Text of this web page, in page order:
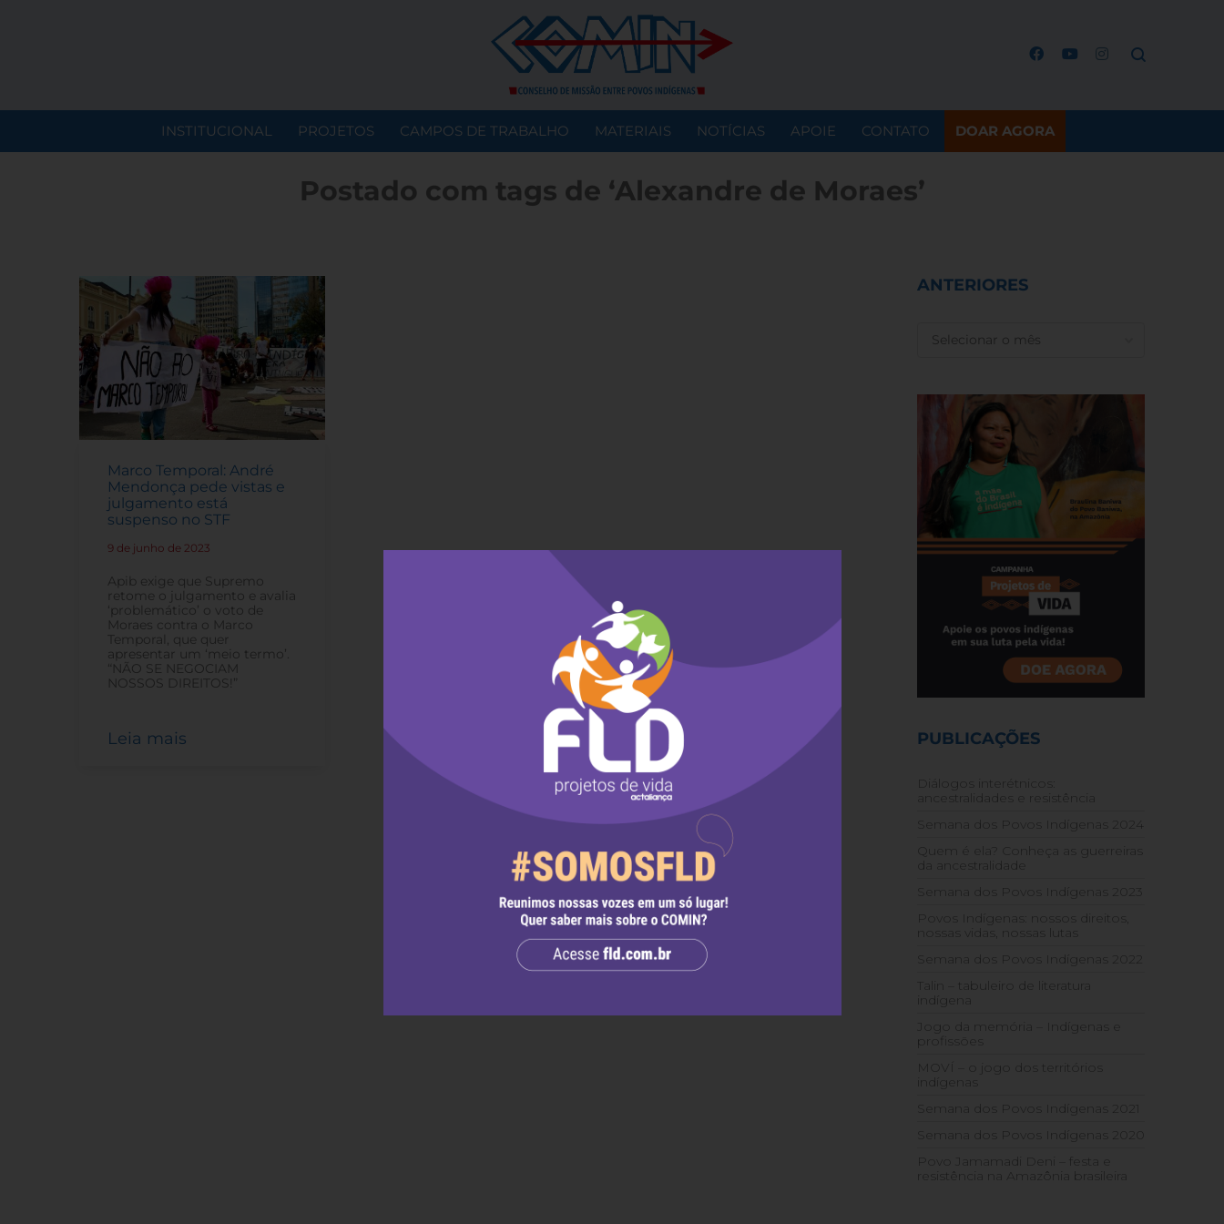
INSTITUCIONAL PROJETOS CAMPOS DE TRABALHO MATERIAIS NOTÍCIAS APOIE CONTATO DOAR AGORA
Postado com tags de ‘Alexandre de Moraes’
Marco Temporal: André
Mendonça pede vistas e
julgamento está
suspenso no STF
9 de junho de 2023
Apib exige que Supremo
retome o julgamento e avalia
‘problemático’ o voto de
Moraes contra o Marco
Temporal, que quer
apresentar um ‘meio termo’.
“NÃO SE NEGOCIAM
NOSSOS DIREITOS!”
Leia mais
ANTERIORES
PUBLICAÇÕES
Diálogos interétnicos:
ancestralidades e resistência
Semana dos Povos Indígenas 2024
Quem é ela? Conheça as guerreiras
da ancestralidade
Semana dos Povos Indígenas 2023
Povos Indígenas: nossos direitos,
nossas vidas, nossas lutas
Semana dos Povos Indígenas 2022
Talin – tabuleiro de literatura
indígena
Jogo da memória – Indígenas e
profissões
MOVÍ – o jogo dos territórios
indígenas
Semana dos Povos Indígenas 2021
Semana dos Povos Indígenas 2020
Povo Jamamadi Deni – festa e
resistência na Amazônia brasileira